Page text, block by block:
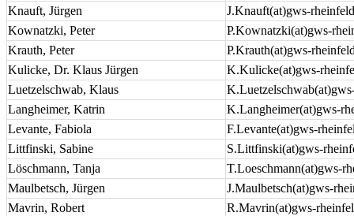
Knauft, Jürgen
J.Knauft(at)gws-
Kownatzki, Peter
P.Kownatzki(at)gws-
Krauth, Peter
P.Krauth(at)gws-
Kulicke, Dr. Klaus Jürgen
K.Kulicke(at)gws-
Luetzelschwab, Klaus
Langheimer, Katrin
K.Langheimer(at)gws-
Levante, Fabiola
F.Levante(at)gws-
Littfinski, Sabine
S.Littfinski(at)gws-
Löschmann, Tanja
T.Loeschmann(at)gws-
Maulbetsch, Jürgen
J.Maulbetsch(at)gws-
Mavrin, Robert
R.Mavrin(at)gws-